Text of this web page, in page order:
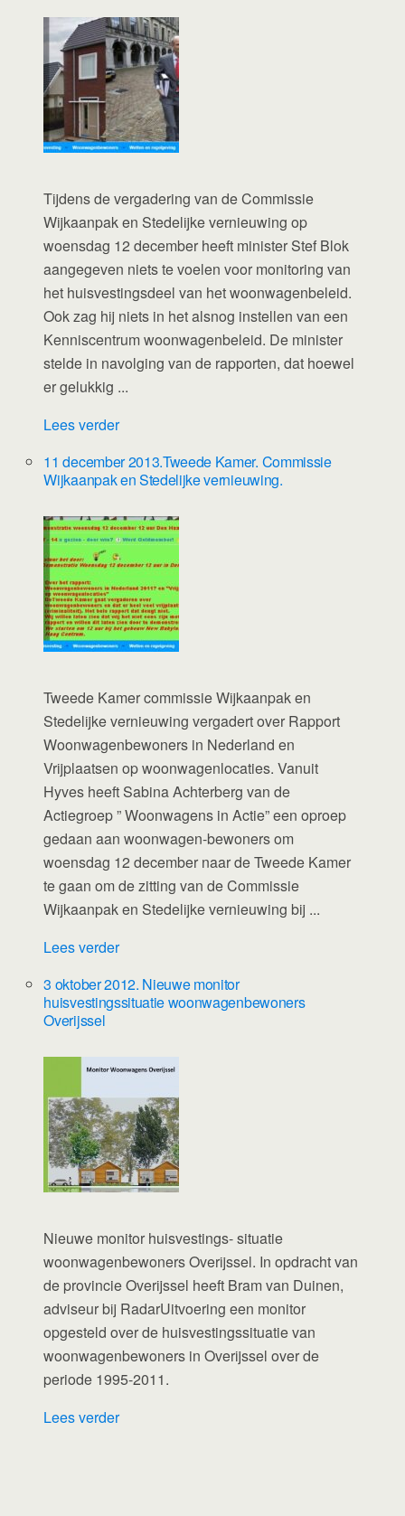
Tijdens de vergadering van de Commissie
Wijkaanpak en Stedelijke vernieuwing op
woensdag 12 december heeft minister Stef Blok
aangegeven niets te voelen voor monitoring van
het huisvestingsdeel van het woonwagenbeleid.
Ook zag hij niets in het alsnog instellen van een
Kenniscentrum woonwagenbeleid. De minister
stelde in navolging van de rapporten, dat hoewel
er gelukkig ...
Lees verder
11 december 2013.Tweede Kamer. Commissie
Wijkaanpak en Stedelijke vernieuwing.
Tweede Kamer commissie Wijkaanpak en
Stedelijke vernieuwing vergadert over Rapport
Woonwagenbewoners in Nederland en
Vrijplaatsen op woonwagenlocaties. Vanuit
Hyves heeft Sabina Achterberg van de
Actiegroep ” Woonwagens in Actie” een oproep
gedaan aan woonwagen-bewoners om
woensdag 12 december naar de Tweede Kamer
te gaan om de zitting van de Commissie
Wijkaanpak en Stedelijke vernieuwing bij ...
Lees verder
3 oktober 2012. Nieuwe monitor
huisvestingssituatie woonwagenbewoners
Overijssel
Nieuwe monitor huisvestings- situatie
woonwagenbewoners Overijssel. In opdracht van
de provincie Overijssel heeft Bram van Duinen,
adviseur bij RadarUitvoering een monitor
opgesteld over de huisvestingssituatie van
woonwagenbewoners in Overijssel over de
periode 1995-2011.
Lees verder